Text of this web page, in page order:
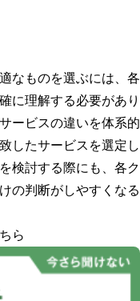
なものを選ぶには、各
に理解する必要があり
ービスの違いを体系的
したサービスを選定し
検討する際にも、各ク
の判断がしやすくなる
ら